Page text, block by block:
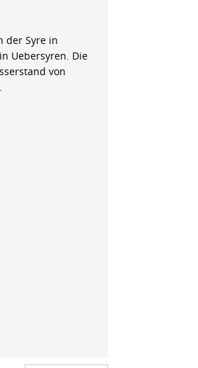
der Syre in
Uebersyren. Die
von